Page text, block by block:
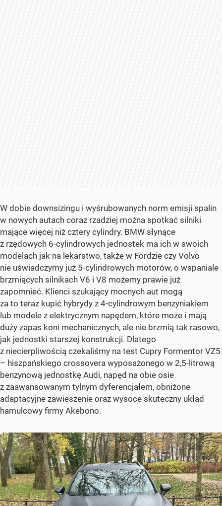
W dobie downsizingu i wyśrubowanych norm emisji spalin
w nowych autach coraz rzadziej można spotkać silniki
mające więcej niż cztery cylindry. BMW słynące
z rzędowych 6-cylindrowych jednostek ma ich w swoich
modelach jak na lekarstwo, także w Fordzie czy Volvo
nie uświadczymy już 5-cylindrowych motorów, o wspaniale
brzmiących silnikach V6 i V8 możemy prawie już
zapomnieć. Klienci szukający mocnych aut mogą
za to teraz kupić hybrydy z 4-cylindrowym benzyniakiem
lub modele z elektrycznym napędem, które może i mają
duży zapas koni mechanicznych, ale nie brzmią tak rasowo,
jak jednostki starszej konstrukcji. Dlatego
z niecierpliwością czekaliśmy na test Cupry Formentor VZ5
– hiszpańskiego crossovera wyposażonego w 2,5-litrową
benzynową jednostkę Audi, napęd na obie osie
z zaawansowanym tylnym dyferencjałem, obniżone
adaptacyjne zawieszenie oraz wysoce skuteczny układ
hamulcowy firmy Akebono.